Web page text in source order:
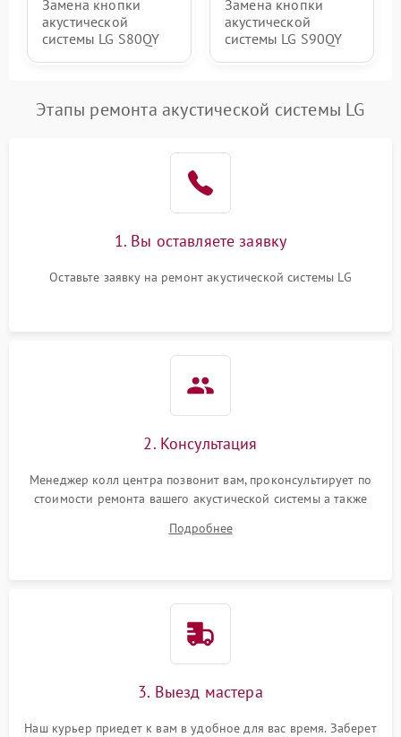
Замена кнопки
акустической
системы LG S80QY
Замена кнопки
акустической
системы LG S90QY
Этапы ремонта акустической системы LG
1. Вы оставляете заявку
Оставьте заявку на ремонт акустической системы LG
2. Консультация
Менеджер колл центра позвонит вам, проконсультирует по
стоимости ремонта вашего акустической системы а также
Подробнее
3. Выезд мастера
Наш курьер приедет к вам в удобное для вас время. Заберет